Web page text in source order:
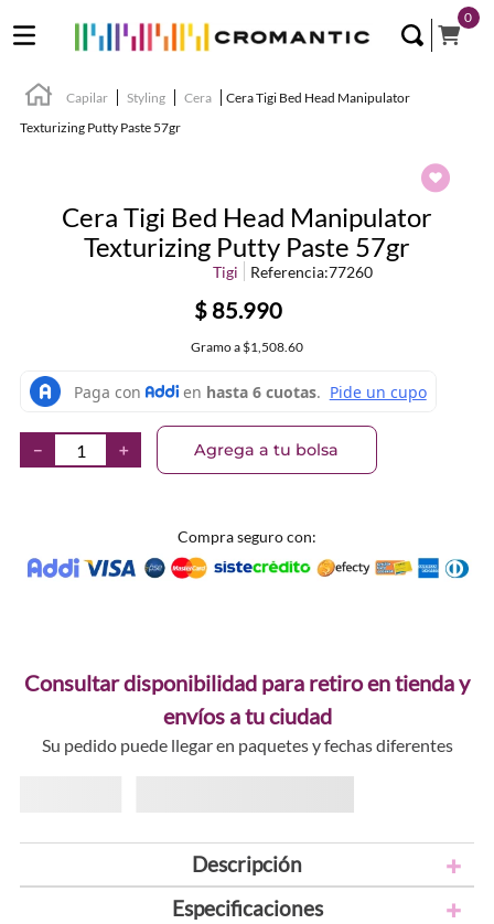
0
Capilar Styling Cera
Cera Tigi Bed Head Manipulator
Texturizing Putty Paste 57gr
Cera Tigi Bed Head Manipulator
Texturizing Putty Paste 57gr
Tigi Referencia:77260
$ 85.990
Gramoa $1,508.60
＋
－ Agrega a tu bolsa
Compra seguro con:
Consultar disponibilidad para retiro en tienda y
envíos a tu ciudad
Su pedido puede llegar en paquetes y fechas diferentes
Descripción
Especificaciones